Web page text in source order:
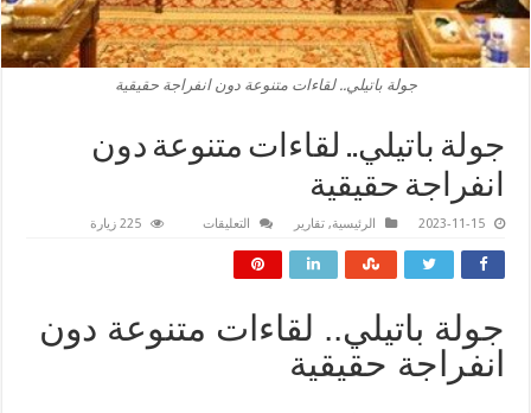
جولة باتيلي.. لقاءات متنوعة دون انفراجة حقيقية
جولة باتيلي.. لقاءات متنوعة دون
انفراجة حقيقية
2023-11-15 الرئيسية,تقارير التعليقات
حقيقية
مغلقة
225 زيارة
جولة باتيلي.. لقاءات متنوعة دون
انفراجة حقيقية